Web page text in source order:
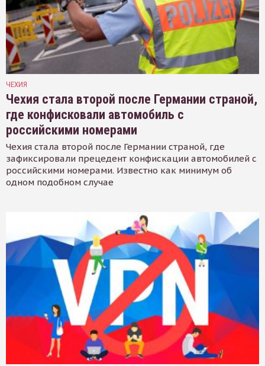
ЧЕХИЯ
Чехия стала второй после Германии страной,
где конфисковали автомобиль с
российскими номерами
Чехия стала второй после Германии страной, где
зафиксировали прецедент конфискации автомобилей с
российскими номерами. Известно как минимум об
одном подобном случае